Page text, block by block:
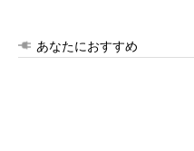
あなたにおすすめ